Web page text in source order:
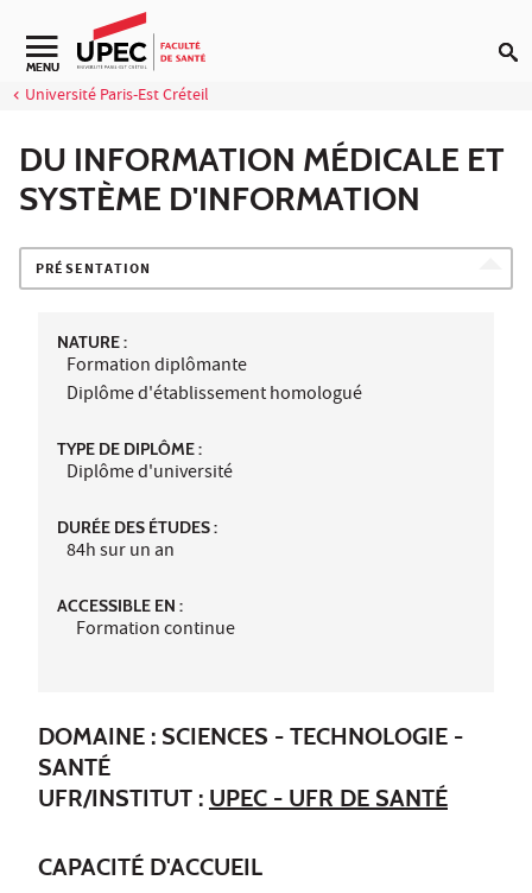
Aller au contenu
Navigation secondaire
MENU
Université Paris-Est Créteil
DU INFORMATION MÉDICALE ET
SYSTÈME D'INFORMATION
PRÉSENTATION
NATURE :
Formation diplômante
Diplôme d'établissement homologué
TYPE DE DIPLÔME :
Diplôme d'université
DURÉE DES ÉTUDES :
84h sur un an
ACCESSIBLE EN :
Formation continue
DOMAINE : SCIENCES - TECHNOLOGIE -
SANTÉ
UFR/INSTITUT : UPEC - UFR DE SANTÉ
CAPACITÉ D'ACCUEIL